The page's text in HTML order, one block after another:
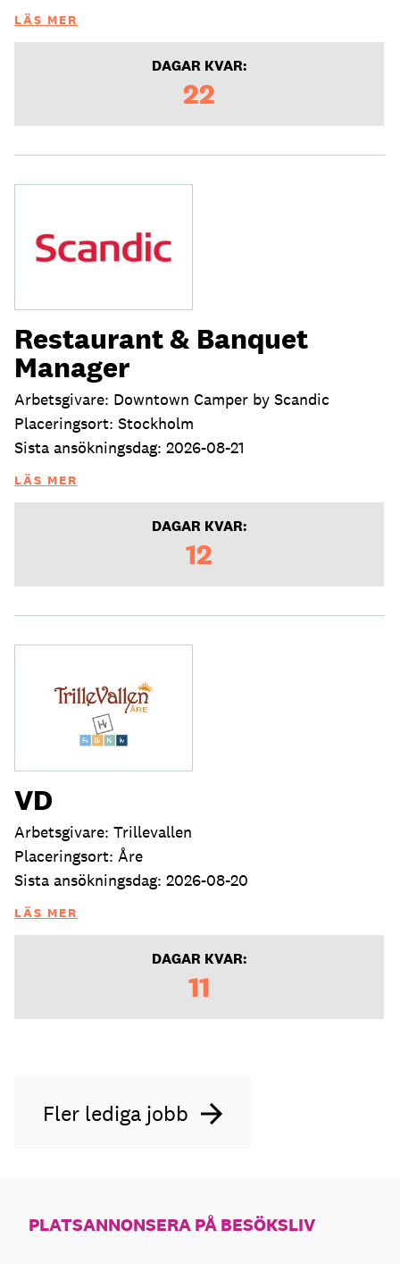
LÄS MER
DAGAR KVAR:
22
Restaurant & Banquet
Manager
Arbetsgivare: Downtown Camper by Scandic
Placeringsort: Stockholm
Sista ansökningsdag: 2026-08-21
LÄS MER
DAGAR KVAR:
12
VD
Arbetsgivare: Trillevallen
Placeringsort: Åre
Sista ansökningsdag: 2026-08-20
LÄS MER
DAGAR KVAR:
11
Fler lediga jobb
PLATSANNONSERA PÅ BESÖKSLIV